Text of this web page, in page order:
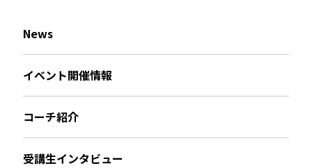
News
イベント開催情報
コーチ紹介
受講生インタビュー